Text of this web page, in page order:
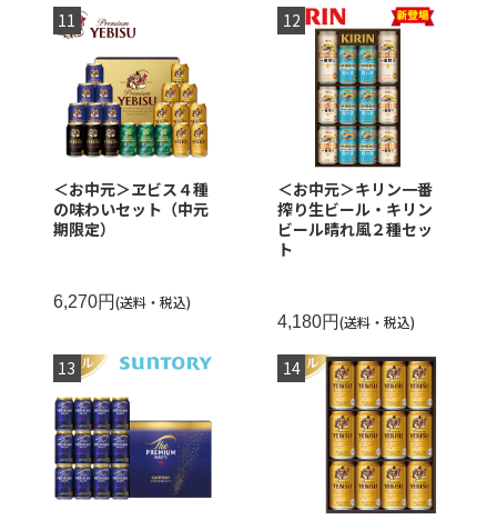
＜お中元＞ヱビス４種
の味わいセット（中元
期限定）
6,270円(送料・税込)
＜お中元＞キリン一番
搾り生ビール・キリン
ビール晴れ風２種セッ
ト
4,180円(送料・税込)